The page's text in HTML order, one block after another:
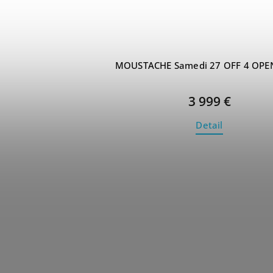
MOUSTACHE Samedi 27 OFF 4
3 999 €
Detail